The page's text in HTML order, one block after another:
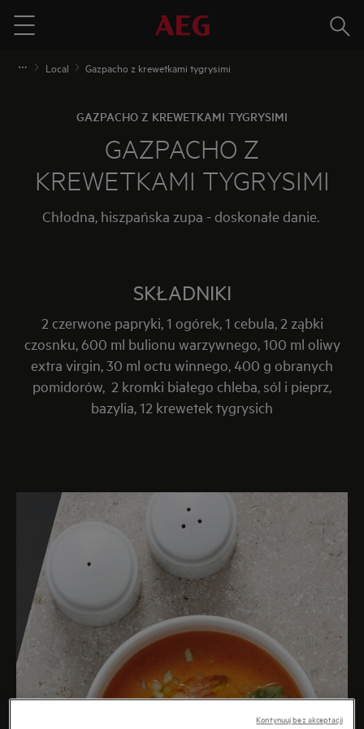
Menu
Local Gazpacho z krewetkami tygrysimi
GAZPACHO Z KREWETKAMI TYGRYSIMI
GAZPACHO Z
KREWETKAMI TYGRYSIMI
Chłodna, hiszpańska zupa - doskonałe danie.
SKŁADNIKI
2 czerwone papryki, 1 ogórek, 1 cebula, 2 ząbki
czosnku, 600 ml bulionu warzywnego, 100 ml oliwy
extra virgin, 30 ml octu winnego, 400 g obranych
pomidorów, 2 kromki białego chleba, sól i pieprz,
bazylia, 12 krewetek tygrysich
Kontynuuj bez akceptacji